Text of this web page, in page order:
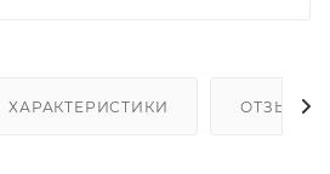
ХАРАКТЕРИСТИКИ ОТЗЫВЫ